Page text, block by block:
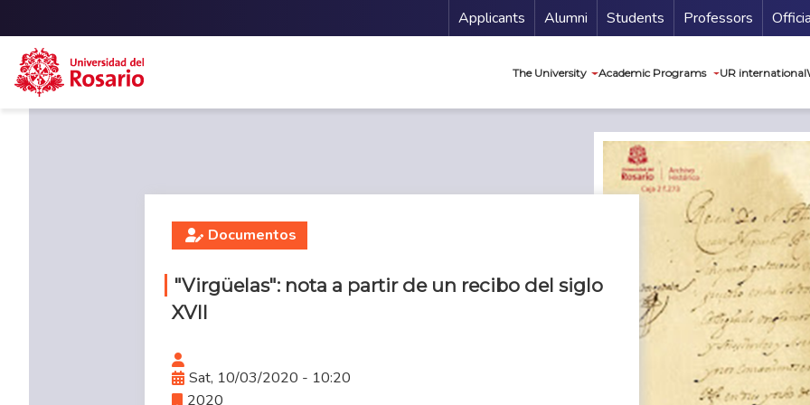
Menu Secundario
Applicants Alumni Students Professors
The University Academic Programs UR international
Documentos
"Virgüelas": nota a partir de un recibo del siglo
XVII
Sat, 10/03/2020 - 10:20
2020